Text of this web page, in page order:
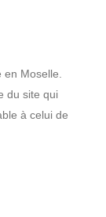
Moselle.
du site qui
à celui de